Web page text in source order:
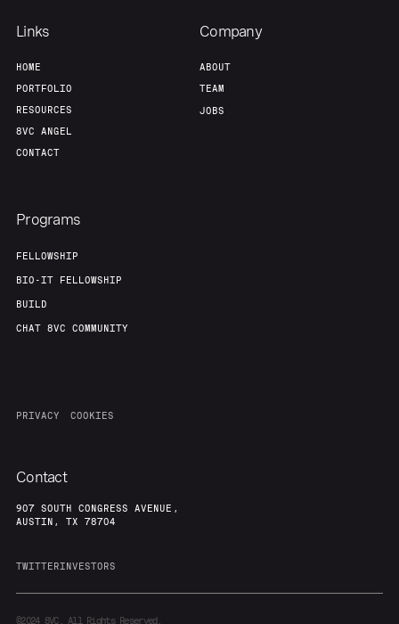
Team Contact
Links
HOME
PORTFOLIO
RESOURCES
8VC ANGEL
CONTACT
Company
ABOUT
TEAM
JOBS
Programs
FELLOWSHIP
BIO-IT FELLOWSHIP
BUILD
CHAT 8VC COMMUNITY
PRIVACY COOKIES
Contact
907 SOUTH CONGRESS AVENUE,
AUSTIN, TX 78704
TWITTERINVESTORS
©20248VC. All Rights Reserved.